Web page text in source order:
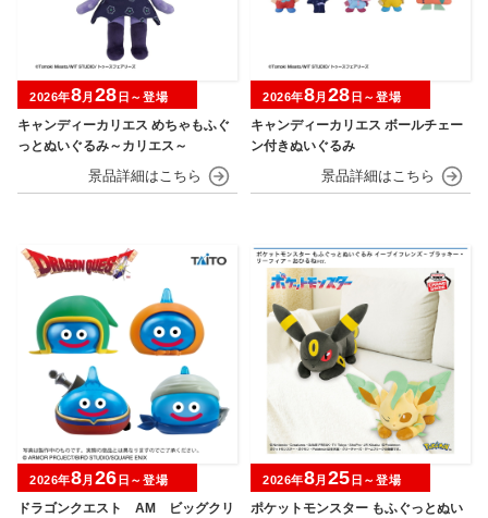
キャンディーカリエス めちゃもふぐ
っとぬいぐるみ～カリエス～
2026年8月 28 日～登場
キャンディーカリエス ボールチェー
ン付きぬいぐるみ
2026年8月 28 日～登場
ドラゴンクエスト AM ビッグクリ
2026年8月 26 日～登場
ポケットモンスター もふぐっとぬい
2026年8月 25 日～登場